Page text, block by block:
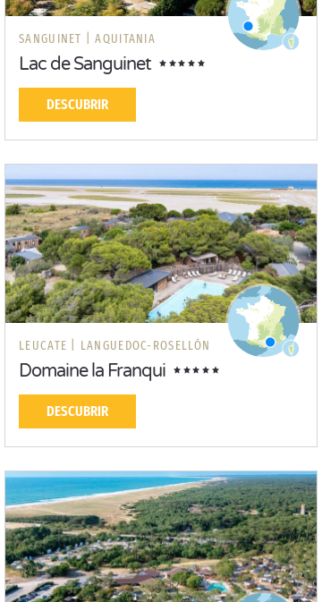
SANGUINET | AQUITANIA
Lac de Sanguinet
DESCUBRIR
LEUCATE | LANGUEDOC-ROSELLÓN
Domaine la Franqui
DESCUBRIR